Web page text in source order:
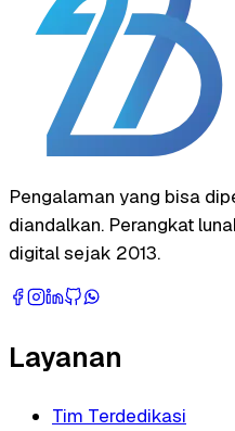
Pengalaman yang bisa
diandalkan. Perangkat
digital sejak 2013.
Layanan
Tim Terdedikasi